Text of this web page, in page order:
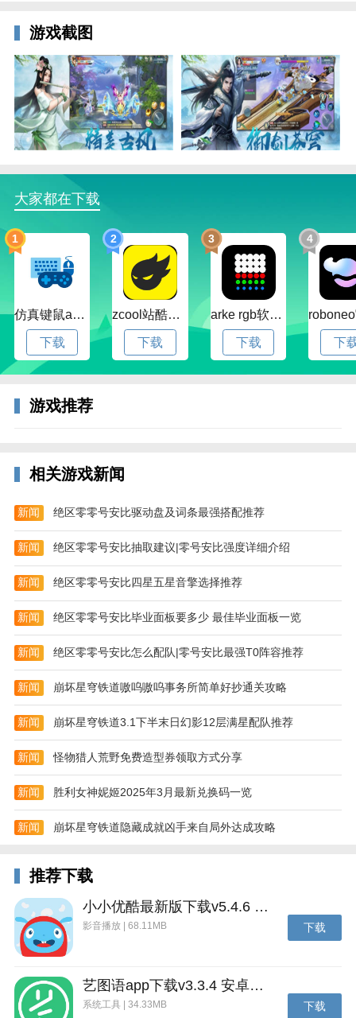
游戏截图
大家都在下载
1
仿真键鼠app官方版下载v1.4.3.58 安卓最新版
下载
2
zcool站酷官方版下载v5.15.0 安卓最新版本
下载
3
arke rgb软件下载v20.0 安卓版
下载
4
下
游戏推荐
相关游戏新闻
新闻 绝区零零号安比驱动盘及词条最强搭配推荐
新闻 绝区零零号安比抽取建议|零号安比强度详细介绍
新闻 绝区零零号安比四星五星音擎选择推荐
新闻 绝区零零号安比毕业面板要多少 最佳毕业面板一览
新闻 绝区零零号安比怎么配队|零号安比最强T0阵容推荐
新闻 崩坏星穹铁道嗷呜嗷呜事务所简单好抄通关攻略
新闻 崩坏星穹铁道3.1下半末日幻影12层满星配队推荐
新闻 怪物猎人荒野免费造型券领取方式分享
新闻 胜利女神妮姬2025年3月最新兑换码一览
新闻 崩坏星穹铁道隐藏成就凶手来自局外达成攻略
推荐下载
小小优酷最新版下载v5.4.6 安卓官方版
影音播放 | 68.11MB 下载
艺图语app下载v3.3.4 安卓免费版
系统工具 | 34.33MB 下载